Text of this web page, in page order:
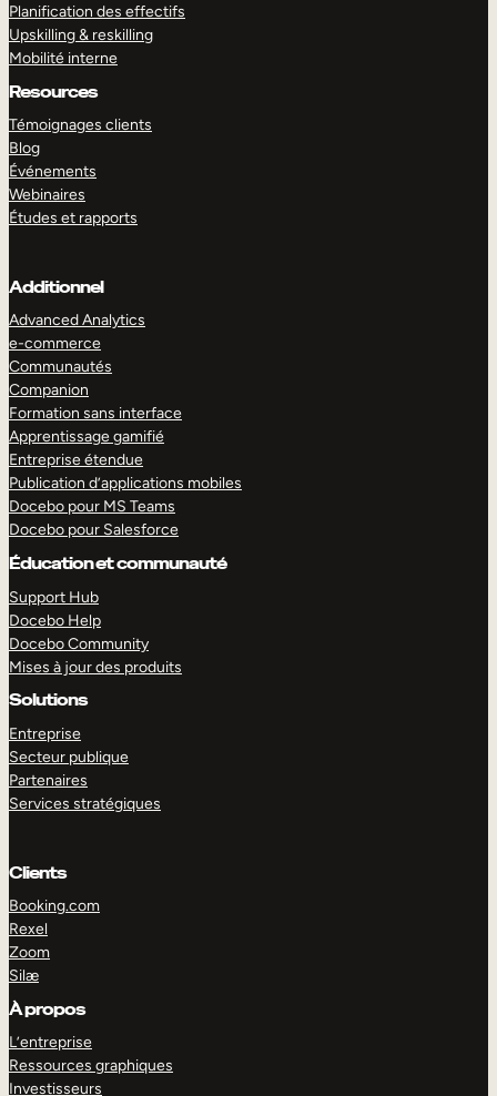
Planification des effectifs
Upskilling & reskilling
Mobilité interne
Resources
Témoignages clients
Blog
Événements
Webinaires
Études et rapports
Additionnel
Advanced Analytics
e-commerce
Communautés
Companion
Formation sans interface
Apprentissage gamifié
Entreprise étendue
Publication d’applications mobiles
Docebo pour MS Teams
Docebo pour Salesforce
Éducation et communauté
Support Hub
Docebo Help
Docebo Community
Mises à jour des produits
Solutions
Entreprise
Secteur publique
Partenaires
Services stratégiques
Clients
Booking.com
Rexel
Zoom
Silæ
À propos
L’entreprise
Ressources graphiques
Investisseurs